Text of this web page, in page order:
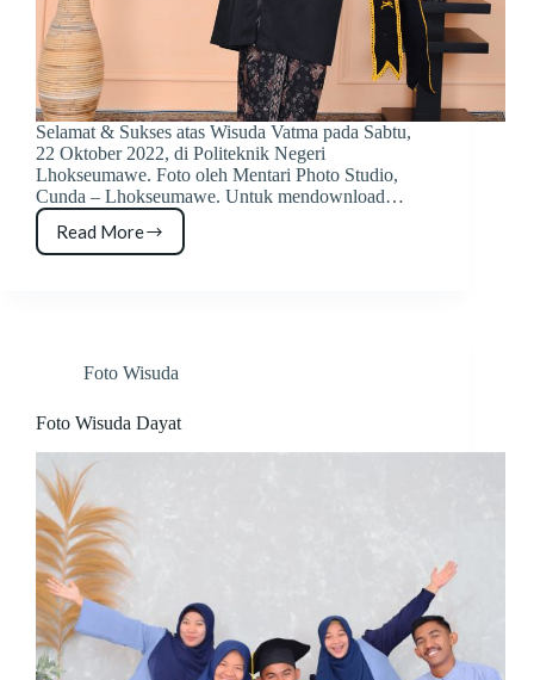
Selamat & Sukses atas Wisuda Vatma pada Sabtu,
22 Oktober 2022, di Politeknik Negeri
Lhokseumawe. Foto oleh Mentari Photo Studio,
Cunda – Lhokseumawe. Untuk mendownload…
Read More
Foto
Wisuda
Foto Wisuda
Foto Wisuda Dayat